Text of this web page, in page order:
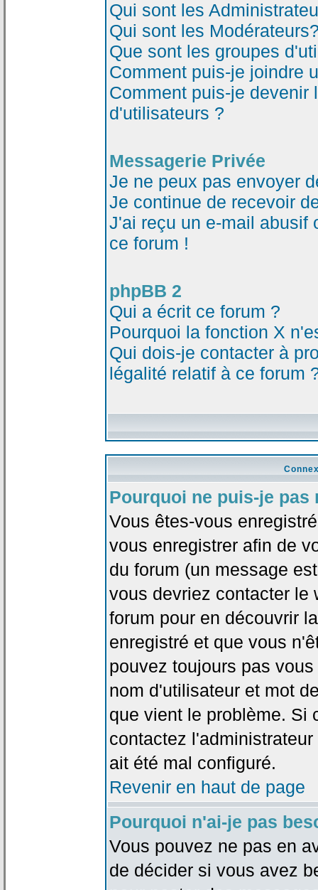
Qui sont les
Qui sont les
Que sont les groupes
Comment puis-je joindre
Comment puis-je devenir
d'utilisateurs ?
Messagerie Privée
Je ne peux pas envoyer
Je continue de recevoir
J'ai reçu un e-mail abusif
ce forum !
phpBB 2
Qui a écrit ce forum ?
Pourquoi la fonction X
Qui dois-je contacter à
légalité relatif à ce forum
Pourquoi ne puis-je pas
Vous êtes-vous
vous enregistrer afin de
du forum (un message
vous devriez contacter le
forum pour en découvrir
enregistré et que vous
pouvez toujours pas
nom d'utilisateur et mot
que vient le problème. Si
contactez
ait été mal configuré.
Revenir en haut de page
Pourquoi n'ai-je pas
Vous pouvez ne pas en
de décider si vous avez